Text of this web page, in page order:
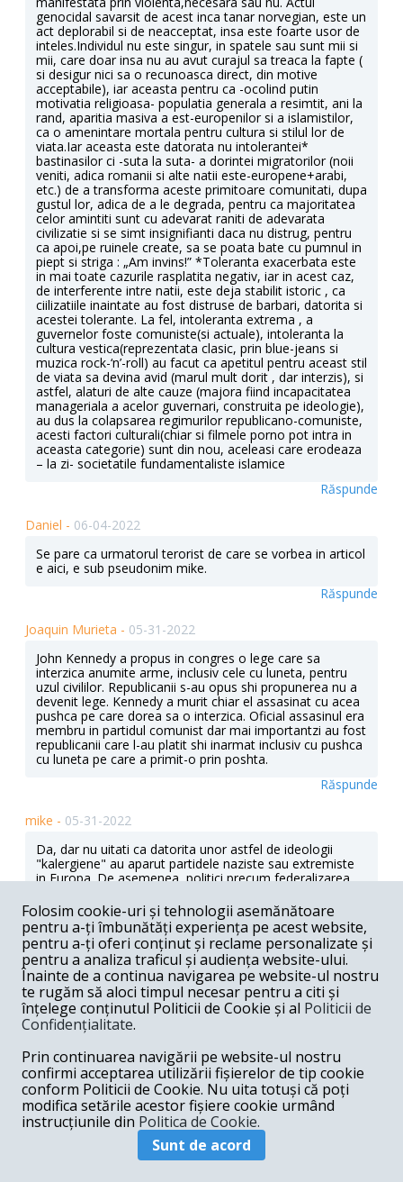
genocidal savarsit de acest inca tanar norvegian, este un
act deplorabil si de neacceptat, insa este foarte usor de
inteles.Individul nu este singur, in spatele sau sunt mii si
mii, care doar insa nu au avut curajul sa treaca la fapte (
si desigur nici sa o recunoasca direct, din motive
acceptabile), iar aceasta pentru ca -ocolind putin
motivatia religioasa- populatia generala a resimtit, ani la
rand, aparitia masiva a est-europenilor si a islamistilor,
ca o amenintare mortala pentru cultura si stilul lor de
viata.Iar aceasta este datorata nu intolerantei*
bastinasilor ci -suta la suta- a dorintei migratorilor (noii
veniti, adica romanii si alte natii este-europene+arabi,
etc.) de a transforma aceste primitoare comunitati, dupa
gustul lor, adica de a le degrada, pentru ca majoritatea
celor amintiti sunt cu adevarat raniti de adevarata
civilizatie si se simt insignifianti daca nu distrug, pentru
ca apoi,pe ruinele create, sa se poata bate cu pumnul in
piept si striga : „Am invins!” *Toleranta exacerbata este
in mai toate cazurile rasplatita negativ, iar in acest caz,
de interferente intre natii, este deja stabilit istoric , ca
ciilizatiile inaintate au fost distruse de barbari, datorita si
acestei tolerante. La fel, intoleranta extrema , a
guvernelor foste comuniste(si actuale), intoleranta la
cultura vestica(reprezentata clasic, prin blue-jeans si
muzica rock-‘n’-roll) au facut ca apetitul pentru aceast stil
de viata sa devina avid (marul mult dorit , dar interzis), si
astfel, alaturi de alte cauze (majora fiind incapacitatea
manageriala a acelor guvernari, construita pe ideologie),
au dus la colapsarea regimurilor republicano-comuniste,
acesti factori culturali(chiar si filmele porno pot intra in
aceasta categorie) sunt din nou, aceleasi care erodeaza
– la zi- societatile fundamentaliste islamice
Răspunde
Daniel - 06-04-2022
Se pare ca urmatorul terorist de care se vorbea in articol
e aici, e sub pseudonim mike.
Răspunde
Joaquin Murieta - 05-31-2022
John Kennedy a propus in congres o lege care sa
interzica anumite arme, inclusiv cele cu luneta, pentru
uzul civililor. Republicanii s-au opus shi propunerea nu a
devenit lege. Kennedy a murit chiar el assasinat cu acea
pushca pe care dorea sa o interzica. Oficial assasinul era
membru in partidul comunist dar mai importantzi au fost
republicanii care l-au platit shi inarmat inclusiv cu pushca
cu luneta pe care a primit-o prin poshta.
Răspunde
mike - 05-31-2022
Da, dar nu uitati ca datorita unor astfel de ideologii
"kalergiene" au aparut partidele naziste sau extremiste
in Europa. De asemenea, politici precum federalizarea
iesirea Marii Britanii din UE. Stangistii se joaca cu focul si
urmaresc anumite politici bizare, fara a tine seama de
specificul cultural al popoarelor europene. UE nu
reprezinta doar Germania sau Franta si "visele" lor
hegemonice, ci reprezinta totalitatea popoarelor
europene si guvernelor nationale. Altfel, UE s-ar putea
transforma intr-un "club" exclusivist in care selectia s-ar
putea face doar in functie de politicile germane si
franceze. Ideea de "inlocuire" a raselor nu este realista
deocamdata, chiar daca intr-adevar, "peisajul" social
european lasa de dorit in urma politicilor europene de
acceptare a tuturor natiunilor, raselor si religiilor de pe
Glob. Nu este prea placut sa traiesti intr-un oras precum
Bruxelles, de exemplu, sau in mici orasele franceze in
care 90% dintre locuitori sunt musulmani, amintind de
orasele Orientului Mijlociu. Toate aceste reactii de
respingere a imigrantilor din societatile vestice isi au
originea in migratia necontrolata agreata de politicile UE,
Folosim cookie-uri și tehnologii asemănătoare
pentru a-ți îmbunătăți experiența pe acest website,
pentru a-ți oferi conținut și reclame personalizate și
pentru a analiza traficul și audiența website-ului.
Înainte de a continua navigarea pe website-ul nostru
te rugăm să aloci timpul necesar pentru a citi și
înțelege conținutul Politicii de Cookie și al Politicii de
Confidențialitate.
Prin continuarea navigării pe website-ul nostru
confirmi acceptarea utilizării fișierelor de tip cookie
conform Politicii de Cookie. Nu uita totuși că poți
modifica setările acestor fișiere cookie urmând
instrucțiunile din Politica de Cookie.
Sunt de acord